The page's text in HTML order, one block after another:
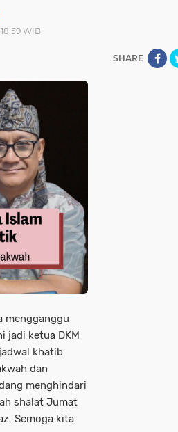
WIB
SHARE
mengganggu
jadi ketua DKM
khatib
dan
menghindari
shalat Jumat
Semoga kita